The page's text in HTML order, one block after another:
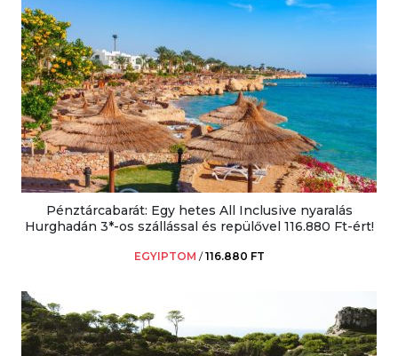
Pénztárcabarát: Egy hetes All Inclusive nyaralás
Hurghadán 3*-os szállással és repülővel 116.880 Ft-ért!
EGYIPTOM /116.880 FT